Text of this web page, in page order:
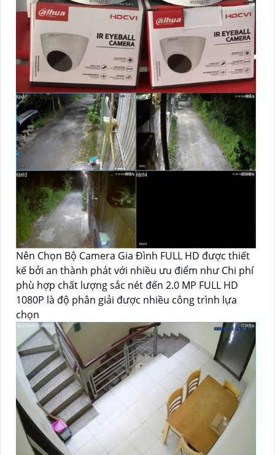
Nên Chọn Bộ Camera Gia Đình FULL HD được thiết
kế bởi an thành phát với nhiều ưu điểm như Chi phí
phù hợp chất lượng sắc nét đến 2.0 MP FULL HD
1080P là độ phân giải được nhiều công trình lựa
chọn